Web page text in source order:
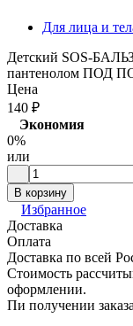
Для лица и
Детский SOS-
пантенолом ПОД
Цена
140 ₽
Экономия
0%
или
В корзину
Избранное
Доставка
Оплата
Доставка по всей
Стоимость
оформлении.
Пи получении заказа